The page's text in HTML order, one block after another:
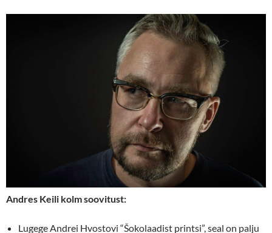
Andres Keili kolm soovitust:
Lugege Andrei Hvostovi “Šokolaadist printsi”, seal on palju